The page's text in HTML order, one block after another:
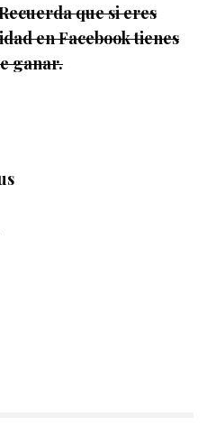
que si eres
en Facebook tienes
ganar.